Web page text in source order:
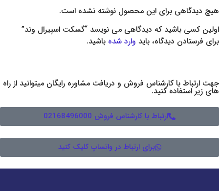
برای این محصول نوشته نشده است.
که دیدگاهی می نویسد “گسکت اسپیرال وند”
باید وارد شدهباشید.
کارشناس فروش و دریافت مشاوره رایگان میتوانید از راه
کنید.
ارتباط با کارشناس فروش 02168496000
برای ارتباط در واتساپ کلیک کنید